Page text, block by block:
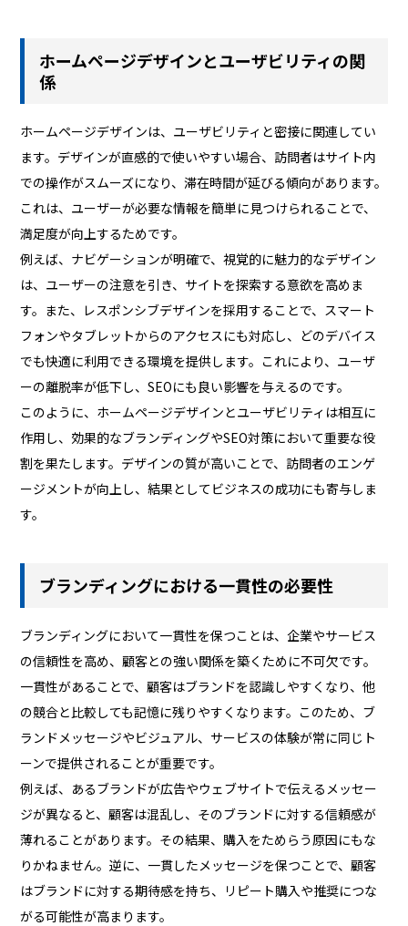
ホームページデザインとユーザビリティの関
係
ホームページデザインは、ユーザビリティと密接に関連してい
ます。デザインが直感的で使いやすい場合、訪問者はサイト内
での操作がスムーズになり、滞在時間が延びる傾向があります。
これは、ユーザーが必要な情報を簡単に見つけられることで、
満足度が向上するためです。
例えば、ナビゲーションが明確で、視覚的に魅力的なデザイン
は、ユーザーの注意を引き、サイトを探索する意欲を高めま
す。また、レスポンシブデザインを採用することで、スマート
フォンやタブレットからのアクセスにも対応し、どのデバイス
でも快適に利用できる環境を提供します。これにより、ユーザ
ーの離脱率が低下し、SEOにも良い影響を与えるのです。
このように、ホームページデザインとユーザビリティは相互に
作用し、効果的なブランディングやSEO対策において重要な役
割を果たします。デザインの質が高いことで、訪問者のエンゲ
ージメントが向上し、結果としてビジネスの成功にも寄与しま
す。
ブランディングにおける一貫性の必要性
ブランディングにおいて一貫性を保つことは、企業やサービス
の信頼性を高め、顧客との強い関係を築くために不可欠です。
一貫性があることで、顧客はブランドを認識しやすくなり、他
の競合と比較しても記憶に残りやすくなります。このため、ブ
ランドメッセージやビジュアル、サービスの体験が常に同じト
ーンで提供されることが重要です。
例えば、あるブランドが広告やウェブサイトで伝えるメッセー
ジが異なると、顧客は混乱し、そのブランドに対する信頼感が
薄れることがあります。その結果、購入をためらう原因にもな
りかねません。逆に、一貫したメッセージを保つことで、顧客
はブランドに対する期待感を持ち、リピート購入や推奨につな
がる可能性が高まります。